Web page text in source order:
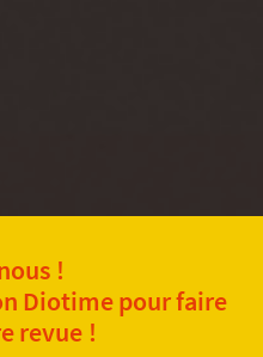
!
Diotime pour faire
revue !